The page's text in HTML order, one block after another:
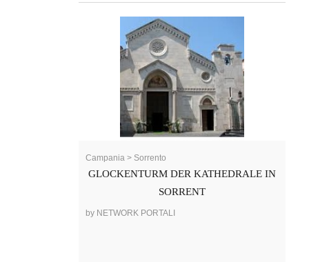
Campania > Sorrento
GLOCKENTURM DER KATHEDRALE IN
SORRENT
by NETWORK PORTALI